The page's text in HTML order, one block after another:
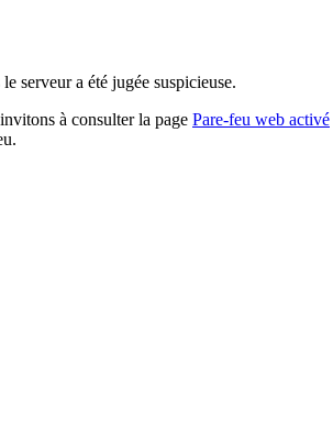
serveur a été jugée suspicieuse.
à consulter la page Pare-feu web activé